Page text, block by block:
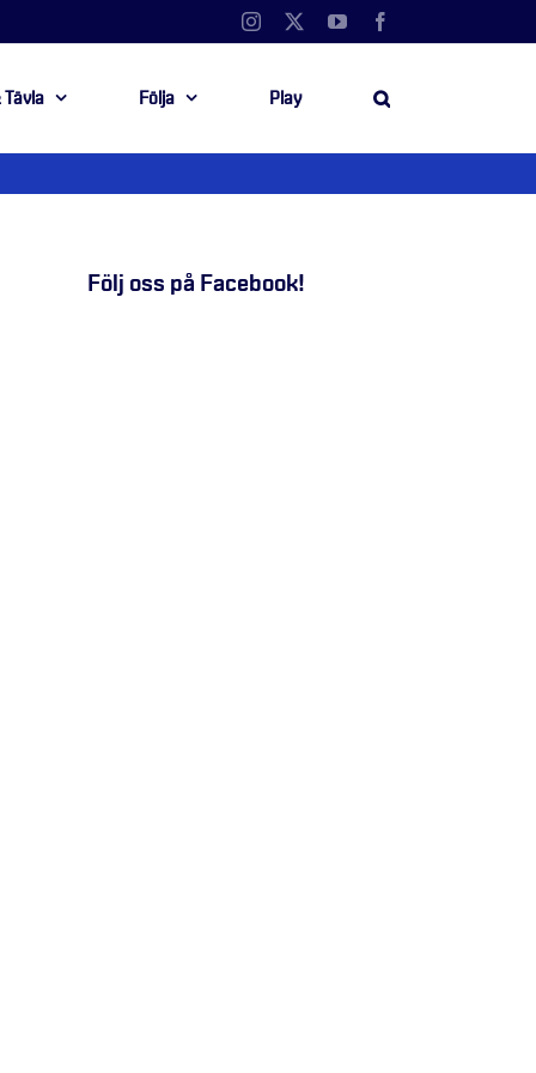
Instagram YouTube
Tävla Följa Play
Följ oss på Facebook!